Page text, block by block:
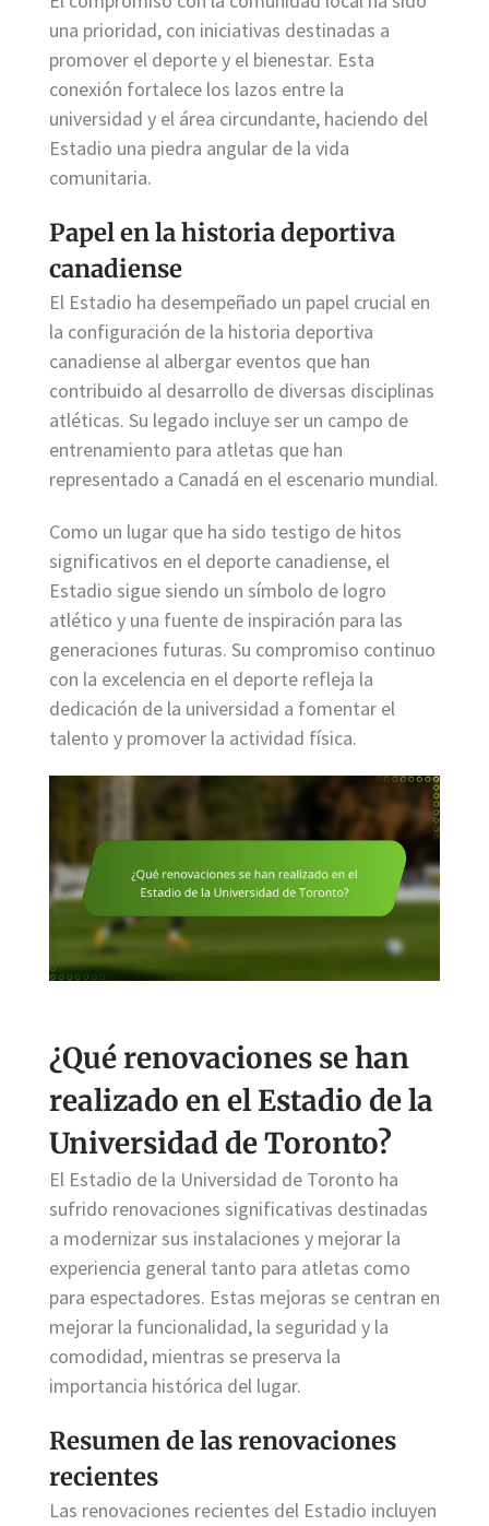
una prioridad, con iniciativas destinadas a
promover el deporte y el bienestar. Esta
conexión fortalece los lazos entre la
universidad y el área circundante, haciendo del
Estadio una piedra angular de la vida
comunitaria.
Papel en la historia deportiva
canadiense
El Estadio ha desempeñado un papel crucial en
la configuración de la historia deportiva
canadiense al albergar eventos que han
contribuido al desarrollo de diversas disciplinas
atléticas. Su legado incluye ser un campo de
entrenamiento para atletas que han
representado a Canadá en el escenario mundial.
Como un lugar que ha sido testigo de hitos
significativos en el deporte canadiense, el
Estadio sigue siendo un símbolo de logro
atlético y una fuente de inspiración para las
generaciones futuras. Su compromiso continuo
con la excelencia en el deporte refleja la
dedicación de la universidad a fomentar el
talento y promover la actividad física.
¿Qué renovaciones se han
realizado en el Estadio de la
Universidad de Toronto?
El Estadio de la Universidad de Toronto ha
sufrido renovaciones significativas destinadas
a modernizar sus instalaciones y mejorar la
experiencia general tanto para atletas como
para espectadores. Estas mejoras se centran en
mejorar la funcionalidad, la seguridad y la
comodidad, mientras se preserva la
importancia histórica del lugar.
Resumen de las renovaciones
recientes
Las renovaciones recientes del Estadio incluyen